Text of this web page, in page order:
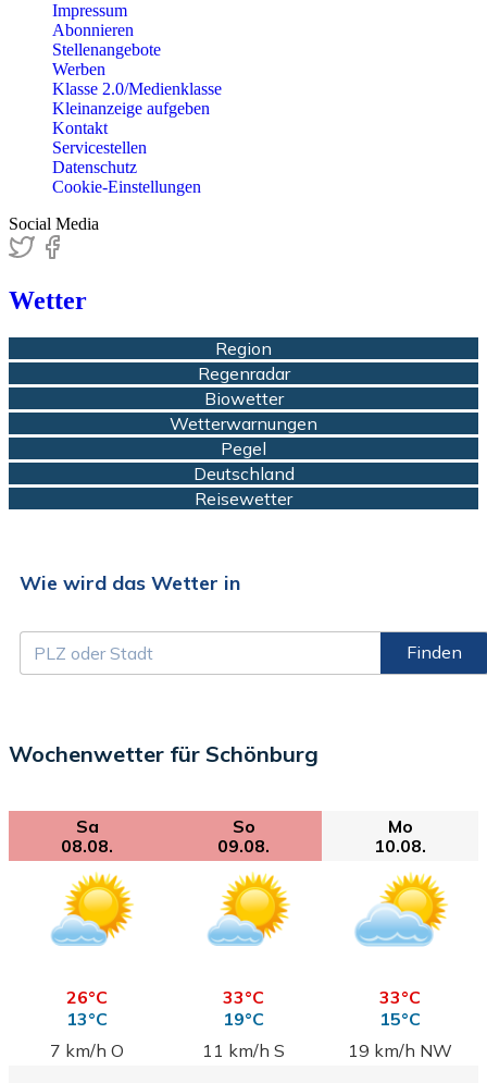
Impressum
Abonnieren
Stellenangebote
Werben
Klasse 2.0/Medienklasse
Kleinanzeige aufgeben
Kontakt
Servicestellen
Datenschutz
Cookie-Einstellungen
Social Media
Wetter
Region
Regenradar
Biowetter
Wetterwarnungen
Pegel
Deutschland
Reisewetter
Wie wird das Wetter in
Finden
Wochenwetter für Schönburg
Sa
08.08.
So
09.08.
Mo
10.08.
26°C
13°C
33°C
19°C
33°C
15°C
7 km/h O
11 km/h S 19 km/h NW